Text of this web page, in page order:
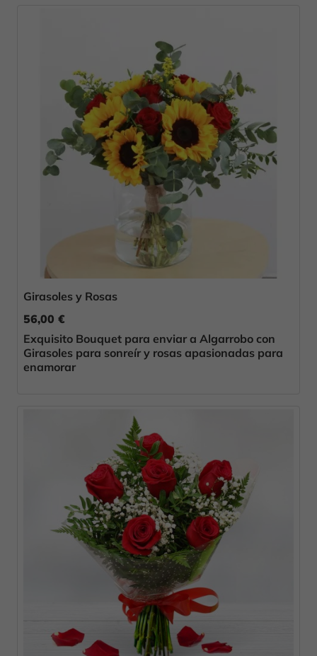
Girasoles y Rosas
56,00 €
Exquisito Bouquet para enviar a Algarrobo con
Girasoles para sonreír y rosas apasionadas para
enamorar